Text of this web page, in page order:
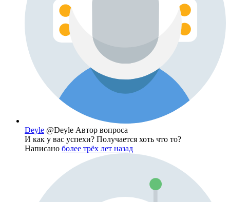
Deyle @Deyle Автор вопроса
И как у вас успехи? Получается хоть что то?
Написано более трёх лет назад